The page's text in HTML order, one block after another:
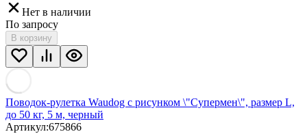
Нет в наличии
По запросу
В корзину
Поводок-рулетка Waudog с рисунком \"Супермен\", размер L,
до 50 кг, 5 м, черный
Артикул:675866